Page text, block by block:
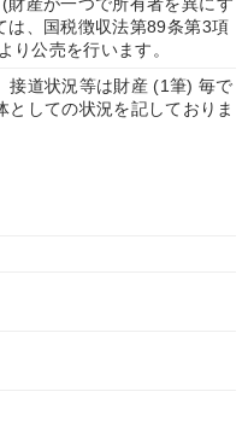
は、国税徴収法第89条第3項
り公売を行います。
接道状況等は財産 (1筆) 毎で
としての状況を記しておりま